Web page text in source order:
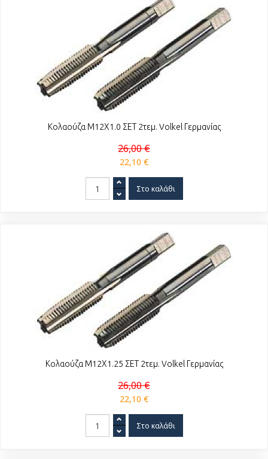
Κολαούζα Μ12Χ1.0 ΣΕΤ 2τεμ. Volkel Γερμανίας
26,00 €
22,10 €
Κολαούζα Μ12Χ1.25 ΣΕΤ 2τεμ. Volkel Γερμανίας
26,00 €
22,10 €